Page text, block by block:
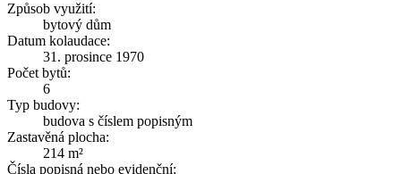
Způsob využití:
bytový dům
Datum kolaudace:
31. prosince 1970
Počet bytů:
6
Typ budovy:
budova s číslem popisným
Zastavěná plocha:
214 m²
Čísla popisná nebo evidenční: